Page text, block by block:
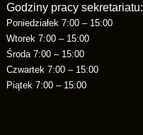
Godziny pracy sekretariatu:
Poniedziałek 7:00 – 15:00
Wtorek 7:00 – 15:00
Środa 7:00 – 15:00
Czwartek 7:00 – 15:00
Piątek 7:00 – 15:00